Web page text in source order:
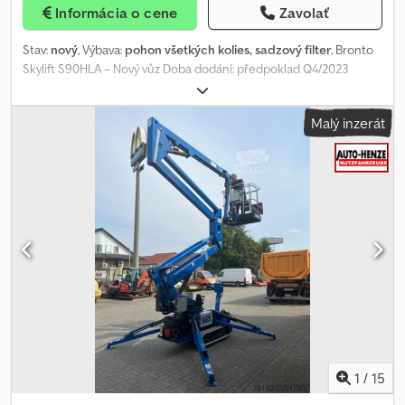
Informácia o cene Zavolať
Stav: nový, Výbava: pohon všetkých kolies, sadzový filter, Bronto
Skylift S90HLA – Nový vůz Doba dodání: předpoklad Q4/2023
Pracovní výška: 90,00 m Výška plošiny: 88,00 m Maximální boční
dosah: 32,00 m Maximální nosnost koše: 700 kg Hliníkový pracovní
koš o rozměrech: 1,10 m x 2,40 m 2x 85° otáčení pracovního koše
Transportní rozměry (DxŠxV): 15,50 m x 2,80 m x 4,00 m? Hmotnost:
47 t? Dodpfoztk Rwex Aqvokr ? v závislosti na podvozku Podvozek:
Volvo FMX 500 HP 10x4 Různé volitelné vybavení, např.: Naviják do
pracovního koše, nosnost 400 kg Vysouvatelný pracovní koš, šířka
až 3,7 m Dálkové ovládání pohybu výložníku Záložní systém pro
nouzové situace Bronto Loadman pro měření zatížení podpěr
Ultrazvuková ochrana proti kolizím Proč Bronto Skylift? Krátký
zadní převis a vynikající nájezdové úhly zajišťují maximální
manévrovatelnost. Efektivní poměr výšky a hmotnosti (GVW)
Nepřekonatelná stabilita koše i ve velkých výškách Extrémně
spolehlivý dosah bez ohledu na vnější podmínky Rychlé a
jednoduché nastavení – váš tým pracuje ve výšce během několika
minut Uživatelsky přívětivé ovládání Bronto+ Moderní servisní
nástroje a rozsáhlá servisní síť zajišťují maximální
Malý inzerát
1 / 15